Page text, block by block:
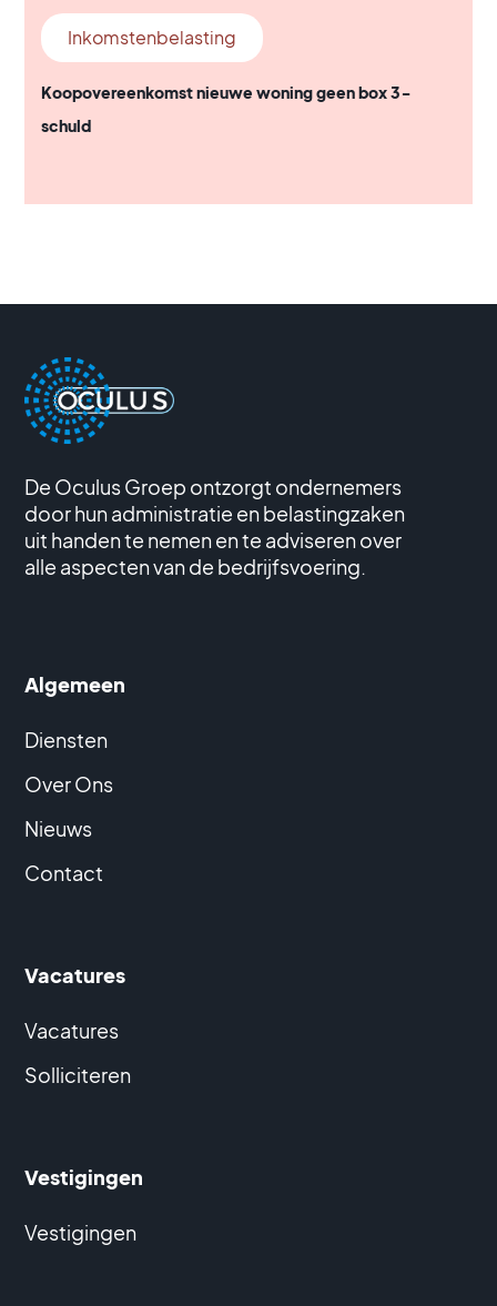
Inkomstenbelasting
Koopovereenkomst nieuwe woning geen box 3-
schuld
De Oculus Groep ontzorgt ondernemers
door hun administratie en belastingzaken
uit handen te nemen en te adviseren over
alle aspecten van de bedrijfsvoering.
Algemeen
Diensten
Over Ons
Nieuws
Contact
Vacatures
Vacatures
Solliciteren
Vestigingen
Vestigingen